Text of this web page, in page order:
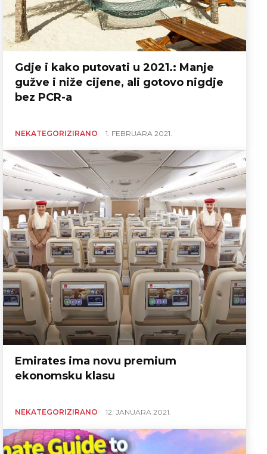
Gdje i kako putovati u 2021.: Manje
gužve i niže cijene, ali gotovo nigdje
bez PCR-a
NEKATEGORIZIRANO 1. FEBRUARA 2021.
Emirates ima novu premium
ekonomsku klasu
NEKATEGORIZIRANO 12. JANUARA 2021.